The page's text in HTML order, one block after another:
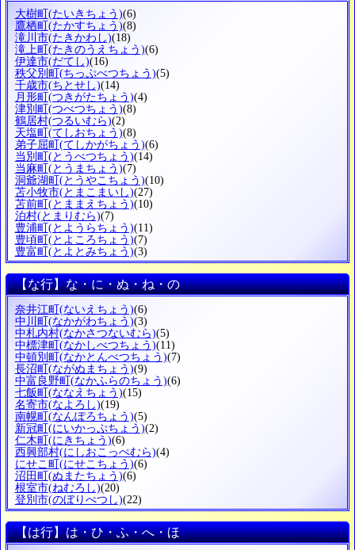
大樹町 (たいきちょう)(6)
鷹栖町 (たかすちょう)(8)
滝川市(たきかわし)(18)
滝上町 (たきのうえちょう)(6)
伊達市(だてし)(16)
秩父別町 (ちっぷべつちょう)(5)
千歳市(ちとせし)(14)
月形町 (つきがたちょう)(4)
津別町 (つべつちょう)(8)
鶴居村(つるいむら)(2)
天塩町 (てしおちょう)(8)
弟子屈町 (てしかがちょう)(6)
当別町 (とうべつちょう)(14)
当麻町 (とうまちょう)(7)
洞爺湖町 (とうやこちょう)(10)
苫小牧市(とまこまいし)(27)
苫前町 (とままえちょう)(10)
泊村(とまりむら)(7)
豊浦町 (とようらちょう)(11)
豊頃町 (とよころちょう)(7)
豊富町 (とよとみちょう)(3)
【な行】な・に・ぬ・ね・の
奈井江町(ないえちょう)(6)
中川町(なかがわちょう)(3)
中札内村(なかさつないむら)(5)
中標津町(なかしべつちょう)(11)
中頓別町(なかとんべつちょう)(7)
長沼町(ながぬまちょう)(9)
中富良野町(なかふらのちょう)(6)
七飯町(ななえちょう)(15)
名寄市(なよろし)(19)
南幌町(なんぽろちょう)(5)
新冠町(にいかっぷちょう)(2)
仁木町(にきちょう)(6)
西興部村(にしおこっぺむら)(4)
にせこ町(にせこちょう)(6)
沼田町(ぬまたちょう)(6)
根室市(ねむろし)(20)
登別市(のぼりべつし)(22)
【は行】は・ひ・ふ・へ・ほ